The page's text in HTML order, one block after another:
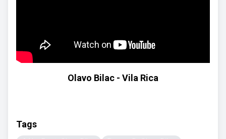
Olavo Bilac - Vila Rica
Tags